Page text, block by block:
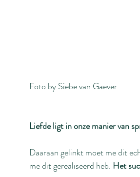
Foto by Siebe van Gaever
Liefde ligt in onze manier van
Daaraan gelinkt moet me dit
me dit gerealiseerd heb. Het